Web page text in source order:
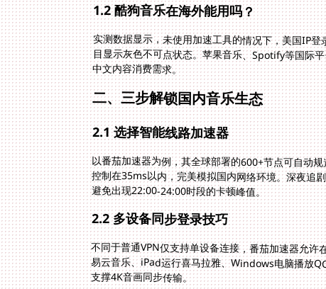
1.2 酷狗音乐在海外能用吗？
实测数据显示，未使用加速工具的情况下，美国IP
目显示灰色不可点状态。苹果音乐、Spotify等国际
中文内容消费需求。
二、三步解锁国内音乐生态
2.1 选择智能线路加速器
以番茄加速器为例，其全球部署的600+节点可自动
控制在35ms以内，完美模拟国内网络环境。深夜追
避免出现22:00-24:00时段的卡顿峰值。
2.2 多设备同步登录技巧
不同于普通VPN仅支持单设备连接，番茄加速器允
易云音乐、iPad运行喜马拉雅、Windows电脑播放
支撑4K音画同步传输。